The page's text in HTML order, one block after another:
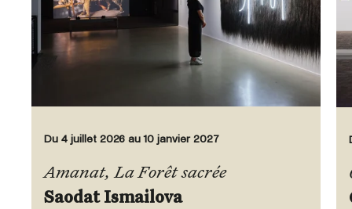
Du 4 juillet 2026 au 10 janvier 2027
Amanat, La Forêt sacrée
Saodat Ismailova